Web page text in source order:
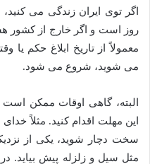
معمولاً از تاریخ ابلاغ حکم یا
می شوید، شروع می شود.
البته، گاهی اوقات ممکن
این مهلت اقدام کنید. مثلاً
سخت دچار شوید، یکی از
مثل سیل و زلزله پیش بیاید.